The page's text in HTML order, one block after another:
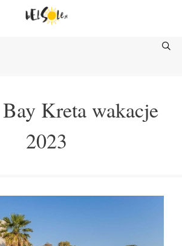
Kreta wakacje
2023